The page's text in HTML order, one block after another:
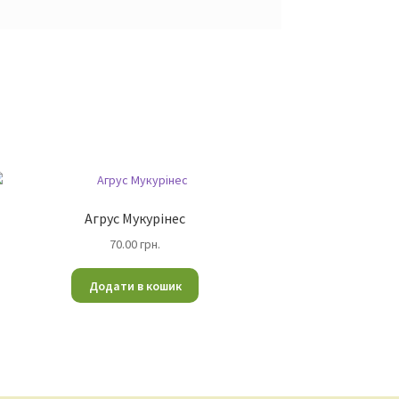
Агрус Мукурінес
70.00грн.
Додати в кошик